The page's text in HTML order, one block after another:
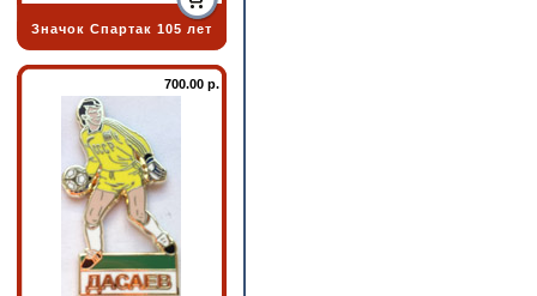
Значок Спартак 105 лет
700.00 р.